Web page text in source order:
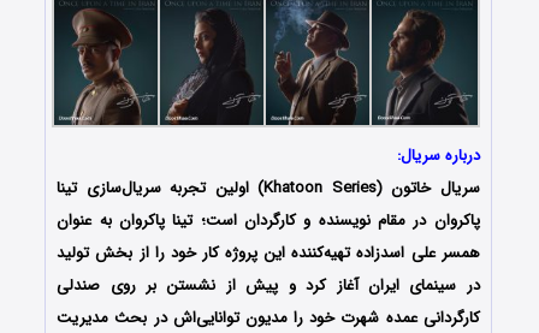
درباره سریال:
سریال خاتون (Khatoon Series) اولین تجربه سریال‌سازی تینا
پاکروان در مقام نویسنده و کارگردان است؛ تینا پاکروان به عنوان
همسر علی اسدزاده تهیه‌کننده این پروژه کار خود را از بخش تولید
در سینمای ایران آغاز کرد و پیش از نشستن بر روی صندلی
کارگردانی عمده شهرت خود را مدیون توانایی‌اش در بحث مدیریت